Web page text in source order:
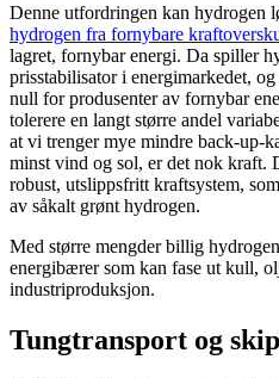
Denne utfordringen kan hydrogen
hydrogen fra fornybare
lagret, fornybar energi. Da spiller
prisstabilisator i energimarkedet,
null for produsenter av fornybar
tolerere en langt større andel
at vi trenger mye mindre back-up-
minst vind og sol, er det nok kraft.
robust, utslippsfritt kraftsystem,
av såkalt grønt hydrogen.
Med større mengder billig
energibærer som kan fase ut kull,
industriproduksjon.
Tungtransport og